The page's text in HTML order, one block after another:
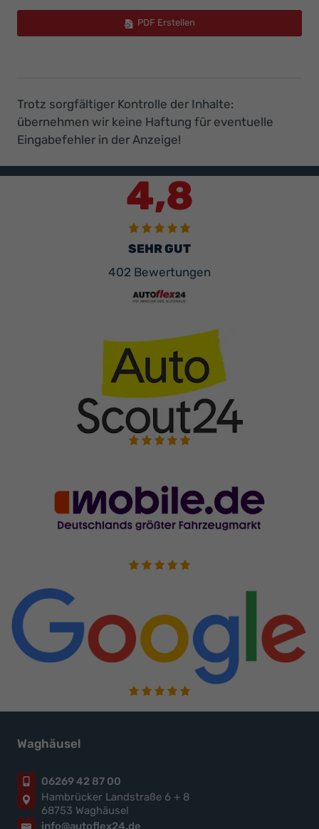
PDF Erstellen
Trotz sorgfältiger Kontrolle der Inhalte:
übernehmen wir keine Haftung für eventuelle
Eingabefehler in der Anzeige!
4,8
SEHR GUT
402 Bewertungen
Waghäusel
06269 42 87 00
Hambrücker Landstraße 6 + 8
68753 Waghäusel
info@autoflex24.de